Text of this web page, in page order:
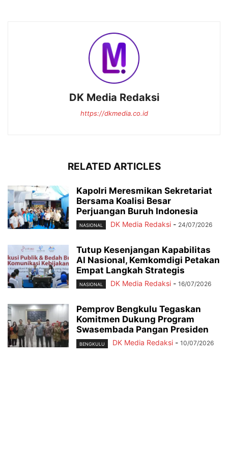
DK Media Redaksi
https://dkmedia.co.id
RELATED ARTICLES
Kapolri Meresmikan Sekretariat
Bersama Koalisi Besar
Perjuangan Buruh Indonesia
NASIONAL DK Media Redaksi - 24/07/2026
Tutup Kesenjangan Kapabilitas
AI Nasional, Kemkomdigi Petakan
Empat Langkah Strategis
NASIONAL DK Media Redaksi - 16/07/2026
Pemprov Bengkulu Tegaskan
Komitmen Dukung Program
Swasembada Pangan Presiden
BENGKULU DK Media Redaksi - 10/07/2026